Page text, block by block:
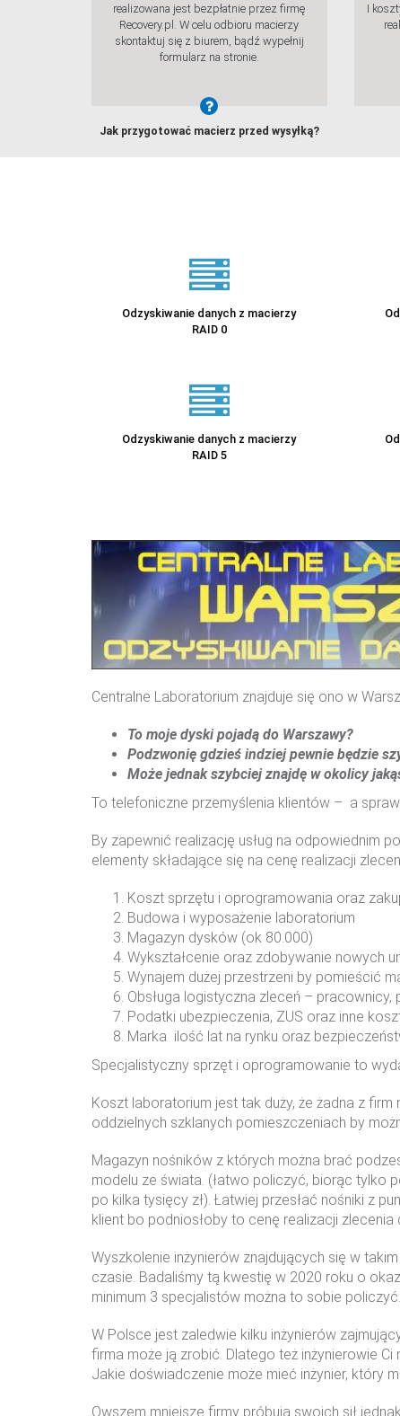
Sprawdź
realizowana jest bezpłatnie przez firmę
Recovery.pl. W celu odbioru macierzy
skontaktuj się z biurem, bądź wypełnij
formularz na stronie.
Jak przygotować macierz przed wysyłką?
I
Odzyskiwanie danych z macierzy
RAID 0
Sprawdź
Odzyskiwanie danych z macierzy
RAID 5
Sprawdź
Centralne Laboratorium znajduje się ono w
To moje dyski pojadą do Warszawy?
Podzwonię gdzieś indziej pewnie będzie
Może jednak szybciej znajdę w okolicy
To telefoniczne przemyślenia klientów – a
By zapewnić realizację usług na odpowiednim
elementy składające się na cenę realizacji
Koszt sprzętu i oprogramowania oraz
Budowa i wyposażenie laboratorium
Magazyn dysków (ok 80.000)
Wykształcenie oraz zdobywanie nowych
Wynajem dużej przestrzeni by pomieścić
Obsługa logistyczna zleceń – pracownicy,
Podatki ubezpieczenia, ZUS oraz inne
Marka ilość lat na rynku oraz
Specjalistyczny sprzęt i oprogramowanie to
Koszt laboratorium jest tak duży, że żadna z
oddzielnych szklanych pomieszczeniach by
Magazyn nośników z których można brać
modelu ze świata. (łatwo policzyć, biorąc tylko
po kilka tysięcy zł). Łatwiej przesłać nośniki z
klient bo podniosłoby to cenę realizacji zlecenia
Wyszkolenie inżynierów znajdujących się w
czasie. Badaliśmy tą kwestię w 2020 roku o
minimum 3 specjalistów można to sobie
W Polsce jest zaledwie kilku inżynierów
firma może ją zrobić. Dlatego też inżynierowie
Jakie doświadczenie może mieć inżynier, który
Owszem mniejsze firmy próbują swoich sił